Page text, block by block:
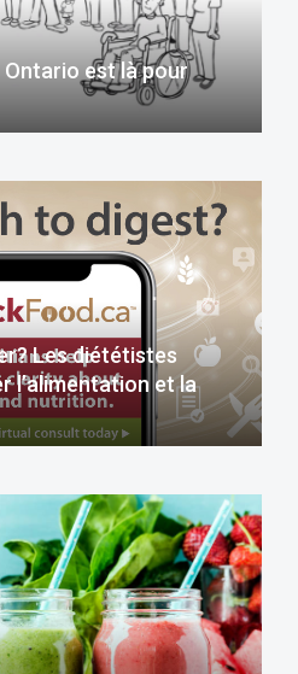
est là pour
Les diététistes
l’alimentation et la